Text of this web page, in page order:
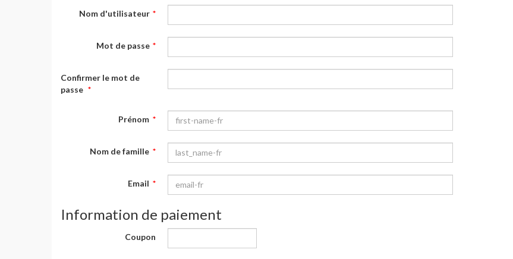
Nom d'utilisateur *
Mot de passe *
Confirmer le mot de
passe *
Prénom *
Nom de famille *
Email *
Information de paiement
Coupon